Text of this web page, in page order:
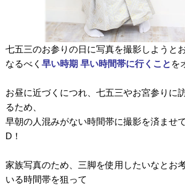
七五三のお参りの日に写真を撮影しようと
なるべく 早い時期 早い時間帯に行くこと を
お昼に近づくにつれ、七五三やお宮参りに
るため、
早朝の人混みがない時間帯に撮影を済ませ
D！
家族写真のため、三脚を使用したいなとお
いる時間帯を狙って